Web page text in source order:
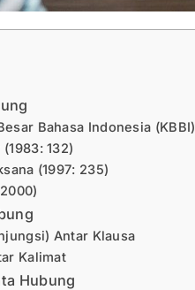
Bahasa Indonesia (KBBI)
132)
(1997: 235)
Antar Klausa
Kalimat
Hubung